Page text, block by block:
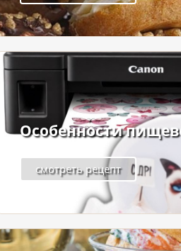
Особенности
смотреть рецепт